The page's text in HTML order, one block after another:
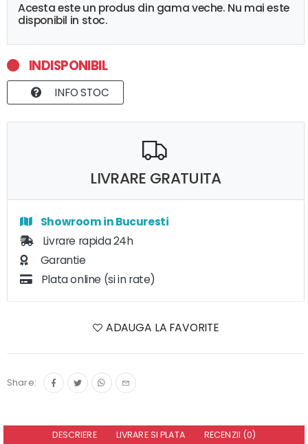
Acesta este un produs din gama veche. Nu mai este
disponibil in stoc.
INDISPONIBIL
INFO STOC
LIVRARE GRATUITA
Showroom in Bucuresti
Livrare rapida 24h
Garantie
Plata online (si in rate)
ADAUGA LA FAVORITE
Share:
DESCRIERE LIVRARE SI PLATA RECENZII (0)